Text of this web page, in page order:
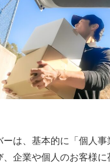
ーは、基本的に「個人事
、企業や個人のお客様